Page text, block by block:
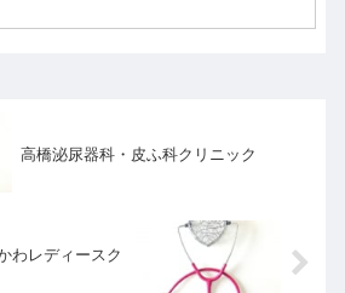
高橋泌尿器科・皮ふ科クリニック
わレディースク